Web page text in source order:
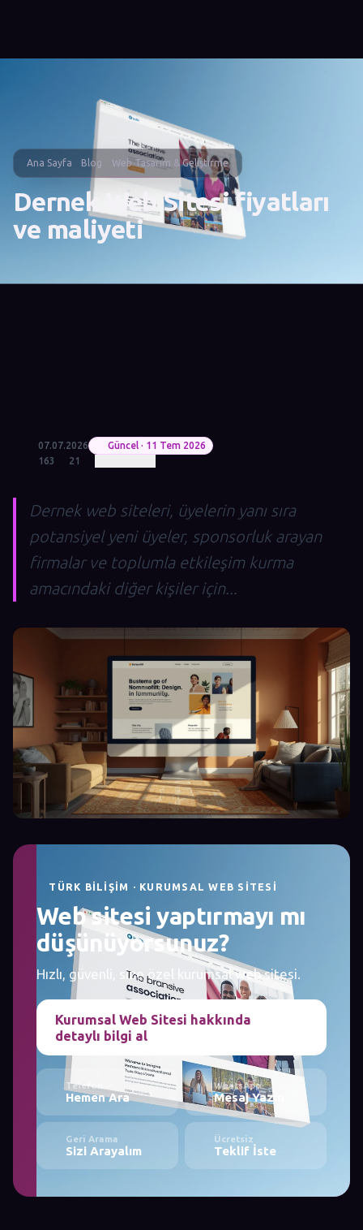
Ana Sayfa Blog Web Tasarım & Geliştirme
Dernek Web Sitesi fiyatları
ve maliyeti
07.07.2026
Güncel · 11 Tem 2026
163
21
Dernek web siteleri, üyelerin yanı sıra
potansiyel yeni üyeler, sponsorluk arayan
firmalar ve toplumla etkileşim kurma
amacındaki diğer kişiler için...
TÜRK BILIŞIM · KURUMSAL WEB SITESI
Web sitesi yaptırmayı mı
düşünüyorsunuz?
Hızlı, güvenli, size özel kurumsal web sitesi.
Kurumsal Web Sitesi hakkında
detaylı bilgi al
Telefon
Hemen Ara
WhatsApp
Mesaj Yazın
Geri Arama
Sizi Arayalım
Ücretsiz
Teklif İste